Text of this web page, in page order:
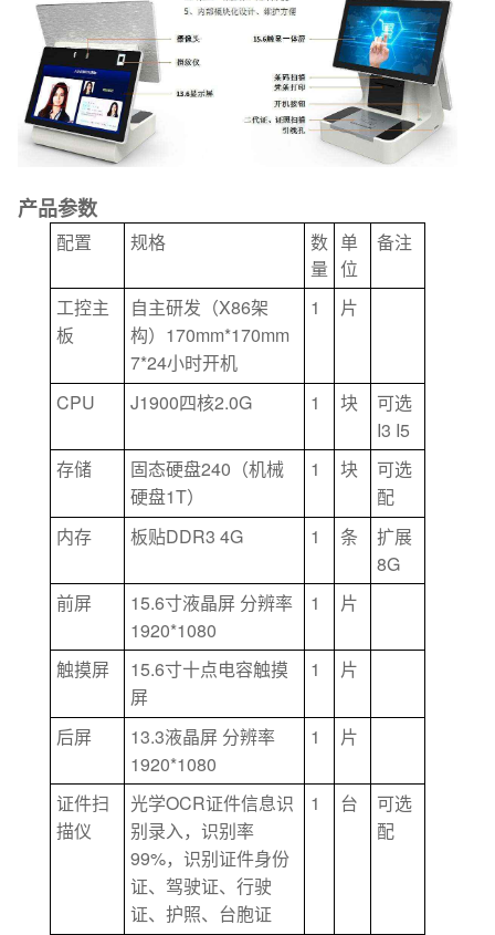
产品参数
配置 规格
数
量
单
位
备注
工控主
板
自主研发（X86架
构） 170mm*170mm
7*24小时开机
1 片
CPU J1900四核2.0G 1 块 可选
I3 I5
存储 固态硬盘240 （机械
硬盘1T）
1 块
可选
配
内存 板贴DDR3 4G 1 条 扩展
8G
前屏 15.6寸液晶屏 分辨率
1920*1080
1 片
触摸屏 15.6寸十点电容触摸
屏
1 片
后屏 13.3液晶屏 分辨率
1920*1080
1 片
证件扫
描仪
光学OCR证件信息识
别录入，识别率
99%，识别证件身份
证、驾驶证、行驶
证、护照、台胞证
1 台
可选
配